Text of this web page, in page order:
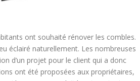
ont souhaité rénover les combles.
éclairé naturellement. Les nombreuses
d’un projet pour le client qui a donc
ont été proposées aux propriétaires,